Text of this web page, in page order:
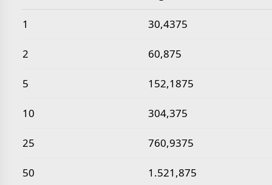
Häufige monat-zu-tag-Werte
1 30,4375
2 60,875
5 152,1875
10 304,375
25 760,9375
50 1.521,875